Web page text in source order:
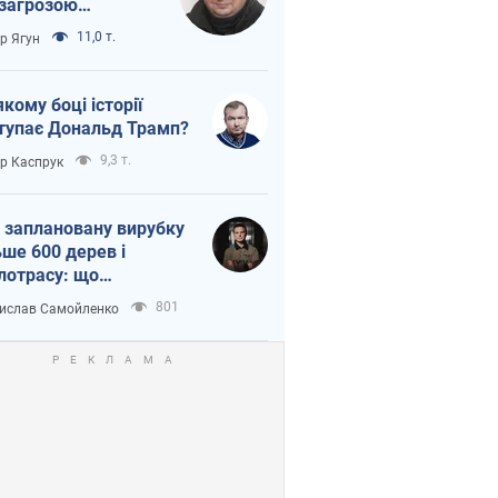
логістика
Ягун 11,0 т.
боці історії
Дональд Трамп?
Каспрук 9,3 т.
вирубку
600 дерев і
що
на Теремках
Самойленко 801